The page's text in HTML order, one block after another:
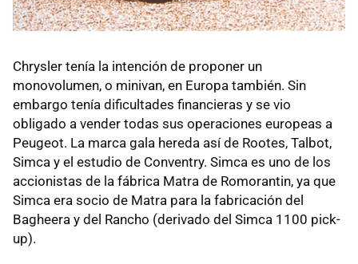
Chrysler tenía la intención de proponer un
monovolumen, o minivan, en Europa también. Sin
embargo tenía dificultades financieras y se vio
obligado a vender todas sus operaciones europeas a
Peugeot. La marca gala hereda así de Rootes, Talbot,
Simca y el estudio de Conventry. Simca es uno de los
accionistas de la fábrica Matra de Romorantin, ya que
Simca era socio de Matra para la fabricación del
Bagheera y del Rancho (derivado del Simca 1100 pick-
up).